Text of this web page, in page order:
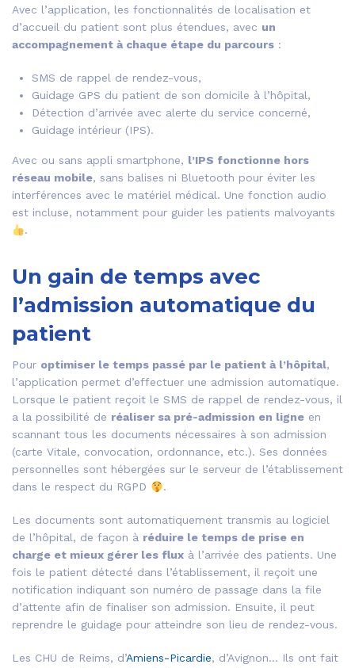
Avec l’application, les fonctionnalités de localisation et
d’accueil du patient sont plus étendues, avec un
accompagnement à chaque étape du parcours :
SMS de rappel de rendez-vous,
Guidage GPS du patient de son domicile à l’hôpital,
Détection d’arrivée avec alerte du service concerné,
Guidage intérieur (IPS).
Avec ou sans appli smartphone, l’IPS fonctionne hors
réseau mobile, sans balises ni Bluetooth pour éviter les
interférences avec le matériel médical. Une fonction audio
est incluse, notamment pour guider les patients malvoyants
.
Un gain de temps avec
l’admission automatique du
patient
Pour optimiser le temps passé par le patient à l’hôpital,
l’application permet d’effectuer une admission automatique.
Lorsque le patient reçoit le SMS de rappel de rendez-vous, il
a la possibilité de réaliser sa pré-admission en ligne en
scannant tous les documents nécessaires à son admission
(carte Vitale, convocation, ordonnance, etc.). Ses données
personnelles sont hébergées sur le serveur de l’établissement
dans le respect du RGPD
.
Les documents sont automatiquement transmis au logiciel
de l’hôpital, de façon à réduire le temps de prise en
charge et mieux gérer les flux à l’arrivée des patients. Une
fois le patient détecté dans l’établissement, il reçoit une
notification indiquant son numéro de passage dans la file
d’attente afin de finaliser son admission. Ensuite, il peut
reprendre le guidage pour atteindre son lieu de rendez-vous.
Les CHU de Reims, d’Amiens-Picardie, d’Avignon… Ils ont fait